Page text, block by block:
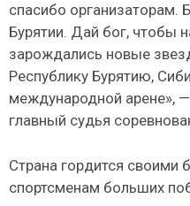
спасибо организаторам.
Бурятии. Дай бог, чтобы
зарождались новые
Республику Бурятию,
международной арене»,
главный судья
Страна гордится своими
спортсменам больших